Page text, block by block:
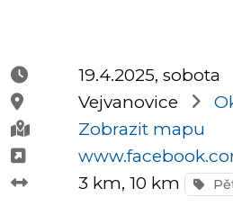
OCR
19.4.2025, sobota
Vejvanovice
Zobrazit mapu
3 km, 10 km